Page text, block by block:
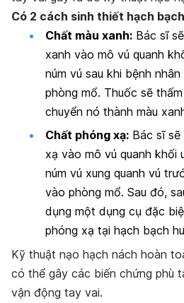
Có 2 cách sinh thiết hạch
Chất màu xanh: Bác sĩ
xanh vào mô vú quanh
núm vú sau khi bệnh
phòng mổ. Thuốc sẽ
chuyển nó thành màu
Chất phóng xạ: Bác sĩ
xạ vào mô vú quanh khối
núm vú xung quanh vú
vào phòng mổ. Sau đó,
dụng một dụng cụ đặc
phóng xạ tại hạch bạch
Kỹ thuật nạo hạch nách hoàn
có thể gây các biến chứng phù
vận động tay vai.